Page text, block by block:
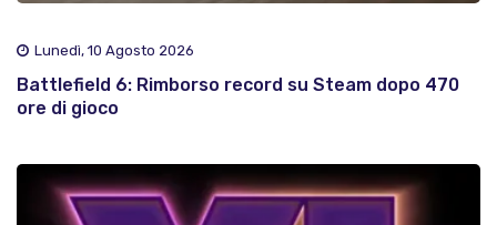
Lunedì, 10 Agosto 2026
Battlefield 6: Rimborso record su Steam dopo 470
ore di gioco